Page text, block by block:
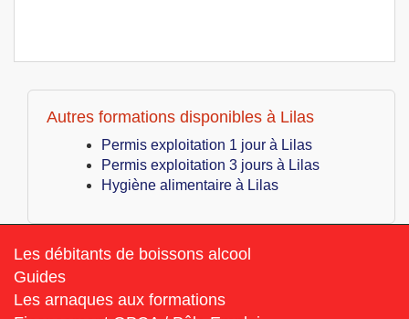
Autres formations disponibles à Lilas
Permis exploitation 1 jour à Lilas
Permis exploitation 3 jours à Lilas
Hygiène alimentaire à Lilas
Les débitants de boissons alcool
Guides
Les arnaques aux formations